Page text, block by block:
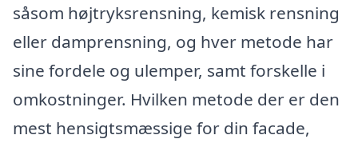
såsom højtryksrensning, kemisk rensning
eller damprensning, og hver metode har
sine fordele og ulemper, samt forskelle i
omkostninger. Hvilken metode der er den
mest hensigtsmæssige for din facade,